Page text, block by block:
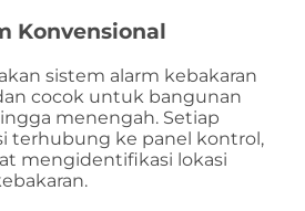
Konvensional
sistem alarm kebakaran
cocok untuk bangunan
menengah. Setiap
terhubung ke panel kontrol,
mengidentifikasi lokasi